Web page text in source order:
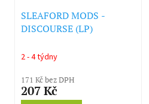
SLEAFORD MODS -
DISCOURSE (LP)
2 - 4 týdny
171 Kč bez DPH
207 Kč